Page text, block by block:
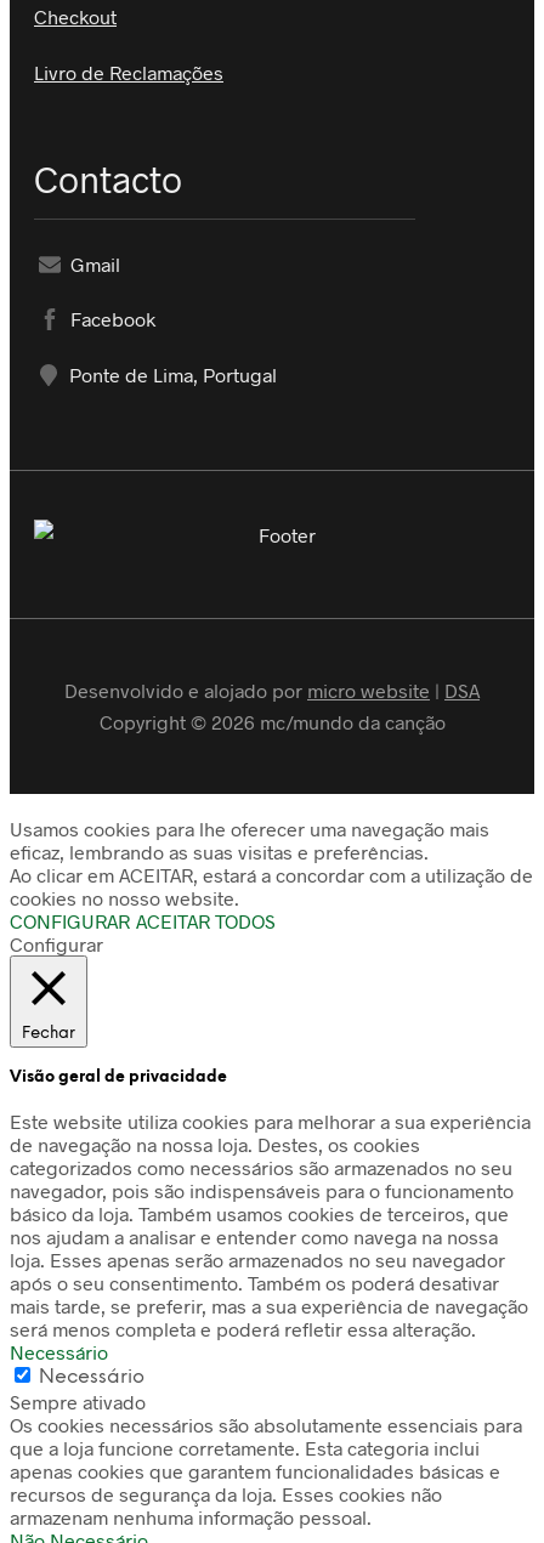
Checkout
Livro de Reclamações
Contacto
Gmail
Facebook
Ponte de Lima, Portugal
Desenvolvido e alojado por micro website | DSA
Copyright © 2026 mc/mundo da canção
Usamos cookies para lhe oferecer uma navegação mais
eficaz, lembrando as suas visitas e preferências.
Ao clicar em ACEITAR, estará a concordar com a utilização de
cookies no nosso website.
CONFIGURAR ACEITAR TODOS
Configurar
Fechar
Visão geral de privacidade
Este website utiliza cookies para melhorar a sua experiência
de navegação na nossa loja. Destes, os cookies
categorizados como necessários são armazenados no seu
navegador, pois são indispensáveis para o funcionamento
básico da loja. Também usamos cookies de terceiros, que
nos ajudam a analisar e entender como navega na nossa
loja. Esses apenas serão armazenados no seu navegador
após o seu consentimento. Também os poderá desativar
mais tarde, se preferir, mas a sua experiência de navegação
será menos completa e poderá refletir essa alteração.
Necessário
Necessário
Sempre ativado
Os cookies necessários são absolutamente essenciais para
que a loja funcione corretamente. Esta categoria inclui
apenas cookies que garantem funcionalidades básicas e
recursos de segurança da loja. Esses cookies não
armazenam nenhuma informação pessoal.